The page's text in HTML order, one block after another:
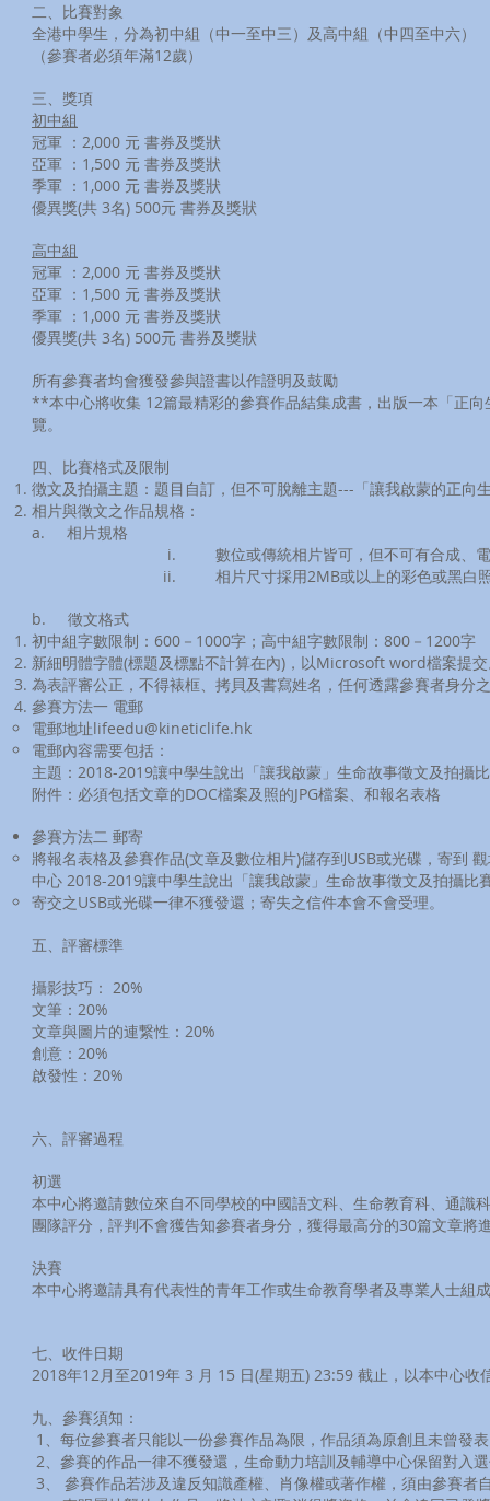
二、比賽對象
全港中學生，分為初中組（中一至中三）及高中組（中四至中六）
（參賽者必須年滿12歲）
三、獎項
初中組​
冠軍 ：2,000 元 書券及獎狀
亞軍 ：1,500 元 書券及獎狀
季軍 ：1,000 元 書券及獎狀
優異獎(共 3名) 500元 書券及獎狀
高中組
冠軍 ：2,000 元 書券及獎狀
亞軍 ：1,500 元 書券及獎狀
季軍 ：1,000 元 書券及獎狀
優異獎(共 3名) 500元 書券及獎狀
所有參賽者均會獲發參與證書以作證明及鼓勵
**本中心將收集 12篇最精彩的參賽作品結集成書，出版一本「正
覽。
四、比賽格式及限制
徴文及拍攝主題：題目自訂，但不可脫離主題---「讓我啟蒙的正向
相片與徵文之作品規格：
a. 相片規格
i. 數位或傳統相片皆可，但不可有合成、電腦修
ii. 相片尺寸採用2MB或以上的彩色或黑白照
b. 徵文格式
初中組字數限制：600－1000字；高中組字數限制：800－1200字
新細明體字體(標題及標點不計算在內)，以Microsoft word檔案提
為表評審公正，不得裱框、拷貝及書寫姓名，任何透露參賽者身分
參賽方法一 電郵
電郵地址lifeedu@kineticlife.hk
電郵內容需要包括：
主題：2018-2019讓中學生說出「讓我啟蒙」生命故事徵文及拍攝
附件：必須包括文章的DOC檔案及照的JPG檔案、和報名表格
參賽方法二 郵寄
將報名表格及參賽作品(文章及數位相片)儲存到USB或光碟，寄到
中心 2018-2019讓中學生說出「讓我啟蒙」生命故事徵文及拍攝比
寄交之USB或光碟一律不獲發還；寄失之信件本會不會受理。
五、評審標準
攝影技巧： 20%
文筆：20%
文章與圖片的連繋性：20%
創意：20%
啟發性：20%
六、評審過程
初選
本中心將邀請數位來自不同學校的中國語文科、生命教育科、通識
團隊評分，評判不會獲告知參賽者身分，獲得最高分的30篇文章將
決賽
本中心將邀請具有代表性的青年工作或生命教育學者及專業人士組
七、收件日期
2018年12月至2019年 3 月 15 日(星期五) 23:59 截止，以本中心收
九、參賽須知：
1、每位參賽者只能以一份參賽作品為限，作品須為原創且未曾發
2、參賽的作品一律不獲發還，生命動力培訓及輔導中心保留對入
3、 參賽作品若涉及違反知識產權、肖像權或著作權，須由參賽者